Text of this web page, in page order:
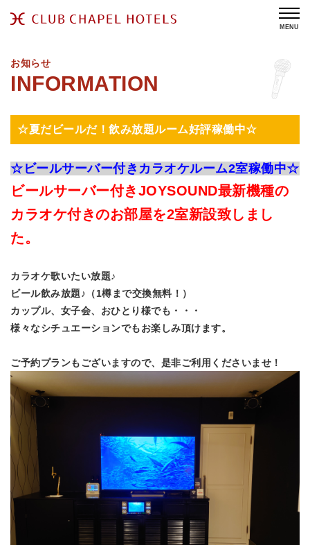
MENU
お知らせ
☆夏だビールだ！飲み放題ルーム好評稼働中☆
☆ ビールサーバー付きカラオケルーム2室稼働中☆
ビールサーバー付きJOYSOUND最新機種の
カラオケ付きのお部屋を2室新設致しまし
た。
カラオケ歌いたい放題♪
ビール飲み放題♪（1樽まで交換無料！）
カップル、女子会、おひとり様でも・・・
様々なシチュエーションでもお楽しみ頂けます。
ご予約プランもございますので、是非ご利用くださいませ！